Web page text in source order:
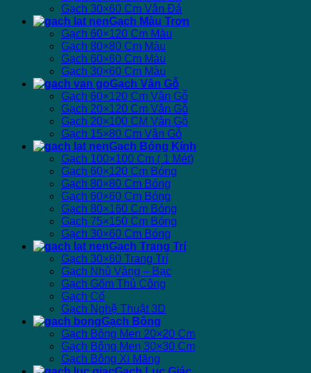
Gạch 30×60 Cm Vân Đá
Gạch Màu Trơn
Gạch 60×120 Cm Màu
Gạch 80×80 Cm Màu
Gạch 60×60 Cm Màu
Gạch 30×60 Cm Màu
Gạch Vân Gỗ
Gạch 60×120 Cm Vân Gỗ
Gạch 20×120 Cm Vân Gỗ
Gạch 20×100 CM Vân Gỗ
Gạch 15×80 Cm Vân Gỗ
Gạch Bóng Kính
Gạch 100×100 Cm ( 1 Mét)
Gạch 60×120 Cm Bóng
Gạch 80×80 Cm Bóng
Gạch 60×60 Cm Bóng
Gạch 80×160 Cm Bóng
Gạch 75×150 Cm Bóng
Gạch 30×60 Cm Bóng
Gạch Trang Trí
Gạch 30×60 Trang Trí
Gạch Nhủ Vàng – Bạc
Gạch Gốm Thủ Công
Gạch Cổ
Gạch Nghệ Thuật 3D
Gạch Bông
Gạch Bông Men 20×20 Cm
Gạch Bông Men 30×30 Cm
Gạch Bông Xi Măng